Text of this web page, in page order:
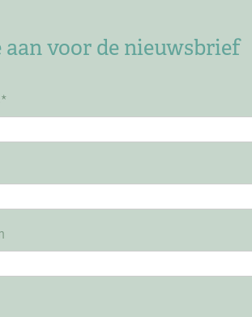
aan voor de nieuwsbrief
*